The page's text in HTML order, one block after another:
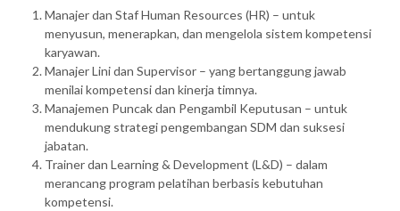
Manajer dan Staf Human Resources (HR) – untuk
menyusun, menerapkan, dan mengelola sistem kompetensi
karyawan.
Manajer Lini dan Supervisor – yang bertanggung jawab
menilai kompetensi dan kinerja timnya.
Manajemen Puncak dan Pengambil Keputusan – untuk
mendukung strategi pengembangan SDM dan suksesi
jabatan.
Trainer dan Learning & Development (L&D) – dalam
merancang program pelatihan berbasis kebutuhan
kompetensi.